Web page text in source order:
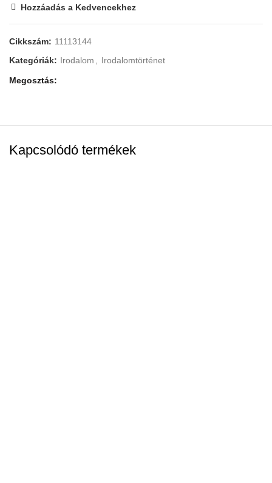
Hozzáadás a Kedvencekhez
Cikkszám: 11113144
Kategóriák: Irodalom , Irodalomtörténet
Megosztás
Kapcsolódó termékek